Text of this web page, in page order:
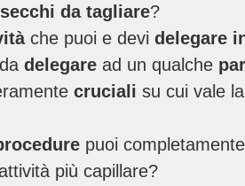
da tagliare?
che puoi e devi delegare
delegare ad un qualche
cruciali su cui vale
puoi
più capillare?